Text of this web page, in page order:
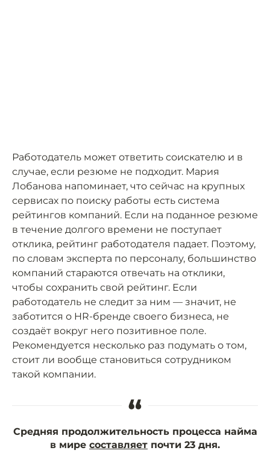
Работодатель может ответить соискателю и в
случае, если резюме не подходит. Мария
Лобанова напоминает, что сейчас на крупных
сервисах по поиску работы есть система
рейтингов компаний. Если на поданное резюме
в течение долгого времени не поступает
отклика, рейтинг работодателя падает. Поэтому,
по словам эксперта по персоналу, большинство
компаний стараются отвечать на отклики,
чтобы сохранить свой рейтинг. Если
работодатель не следит за ним — значит, не
заботится о HR-бренде своего бизнеса, не
создаёт вокруг него позитивное поле.
Рекомендуется несколько раз подумать о том,
стоит ли вообще становиться сотрудником
такой компании.
“
Средняя продолжительность процесса найма
в мире составляет почти 23 дня.